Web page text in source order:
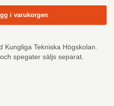
i varukorgen
Tekniska Högskolan.
spegater säljs separat.